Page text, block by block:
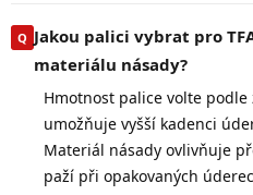
Jakou palici vybrat pro
materiálu násady?
Hmotnost palice volte
umožňuje vyšší kadenci
Materiál násady ovlivňuje
paží při opakovaných